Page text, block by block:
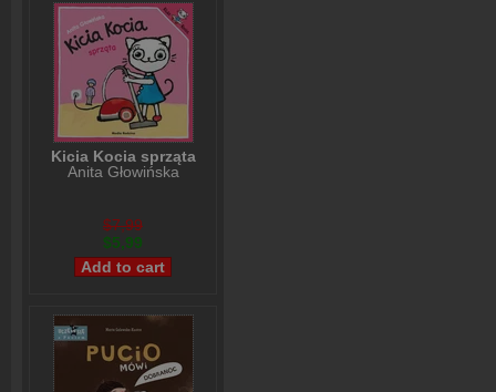
Kicia Kocia sprząta
Anita Głowińska
$7,99
$5,99